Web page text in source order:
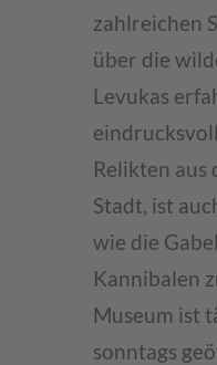
zahlreichen
über die
Levukas
Relikten aus
Stadt, ist
wie die
Kannibalen
Museum ist
sonntags